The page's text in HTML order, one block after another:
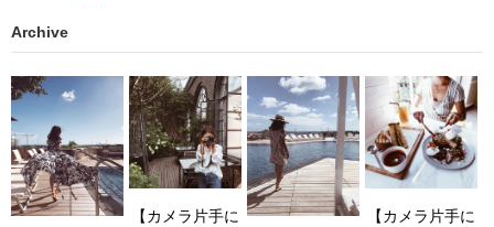
Archive
【カメラ片手に
【カメラ片手に